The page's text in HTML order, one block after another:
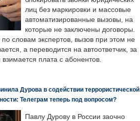
лиц без маркировки и массовые
автоматизированные вызовы, на
которые не заключены договоры.
словам экспертов, вызов при этом не
а переводится на автоответчик, за
взимается плата с абонентов.
Дурова в содействии террористической
Телеграм теперь под вопросом?
Павлу Дурову в России заочно